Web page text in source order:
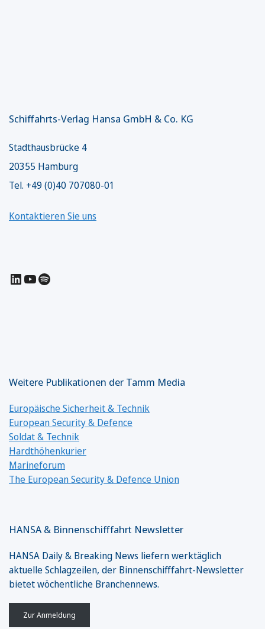
Schiffahrts-Verlag Hansa GmbH & Co. KG
Stadthausbrücke 4
20355 Hamburg
Tel. +49 (0)40 707080-01
Kontaktieren Sie uns
LinkedIn
YouTube
Spotify
Weitere Publikationen der Tamm Media
Europäische Sicherheit & Technik
European Security & Defence
Soldat & Technik
Hardthöhenkurier
Marineforum
The European Security & Defence Union
HANSA & Binnenschifffahrt Newsletter
HANSA Daily & Breaking News liefern werktäglich
aktuelle Schlagzeilen, der Binnenschifffahrt-Newsletter
bietet wöchentliche Branchennews.
Zur Anmeldung